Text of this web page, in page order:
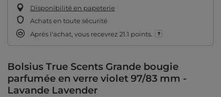
Disponibilité en papeterie
Achats en toute sécurité
Après l'achat, vous recevrez 21.1 points.
Bolsius True Scents Grande bougie
parfumée en verre violet 97/83 mm -
Lavande Lavender